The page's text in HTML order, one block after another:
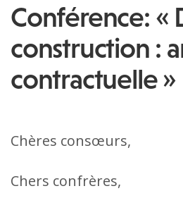
Conférence: «
construction :
contractuelle »
Chères consœurs,
Chers confrères,